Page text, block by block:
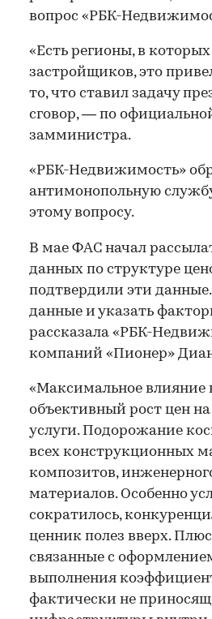
вопрос «РБК-
«Есть регионы, в
застройщиков, это
то, что ставил задачу
сговор, — по
замминистра.
«РБК-Недвижимость»
антимонопольную
этому вопросу.
В мае ФАС начал
данных по структуре
подтвердили эти
данные и указать
рассказала «РБК-
компаний «Пионер»
«Максимальное влияние
объективный рост цен
услуги. Подорожание
всех конструкционных
композитов,
материалов. Особенно
сократилось,
ценник полез вверх.
связанные с
выполнения
фактически не